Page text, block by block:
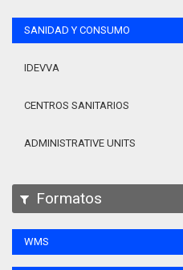
SANIDAD Y CONSUMO
IDEVVA
CENTROS SANITARIOS
ADMINISTRATIVE UNITS
Formatos
WMS